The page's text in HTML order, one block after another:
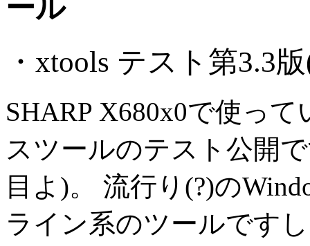
ール
・xtools テスト第3.3
SHARP X680x0で使っ
スツールのテスト公開
目よ)。 流行り(?)の
ライン系のツールです